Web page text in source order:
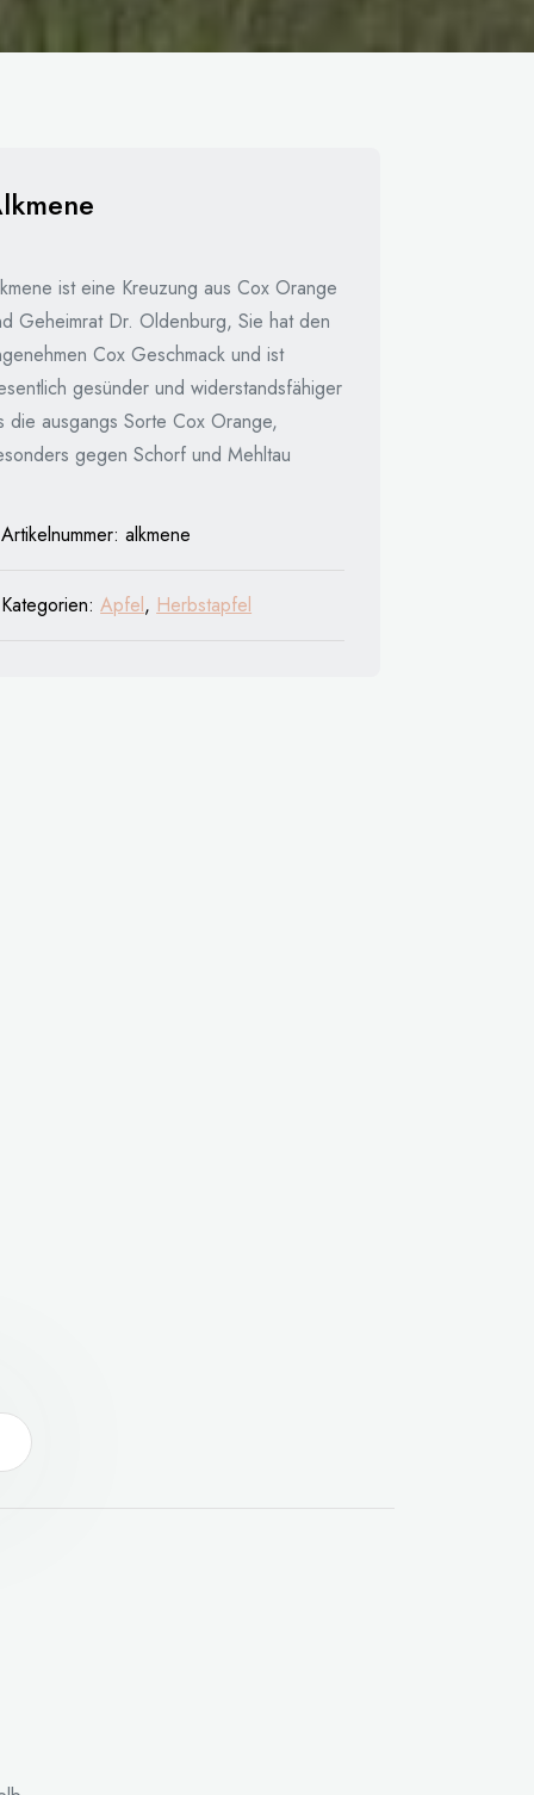
ist eine Kreuzung aus Cox Orange
Geheimrat Dr. Oldenburg, Sie hat den
Cox Geschmack und ist
gesünder und widerstandsfähiger
die ausgangs Sorte Cox Orange,
gegen Schorf und Mehltau
Artikelnummer:alkmene
Kategorien:Apfel, Herbstapfel